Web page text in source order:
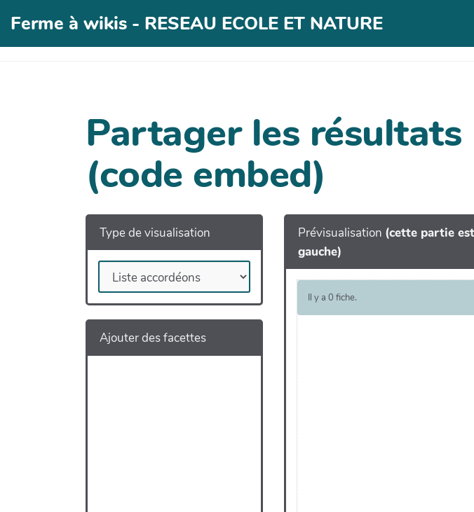
Ferme à wikis - RESEAU ECOLE ET NATURE
Partager les
(code embed)
Type de visualisation
Ajouter des facettes
Prévisualisation (cette partie
gauche)